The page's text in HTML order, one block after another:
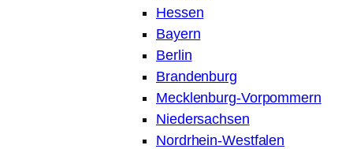
Hessen
Bayern
Berlin
Brandenburg
Mecklenburg-Vorpommern
Niedersachsen
Nordrhein-Westfalen